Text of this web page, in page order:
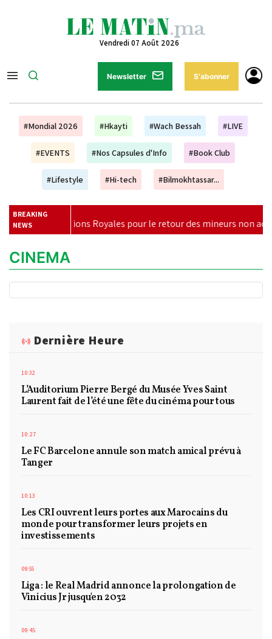
Vendredi 07 Août 2026
Newsletter S'abonner
#Mondial 2026 #Hkayti #Wach Bessah #LIVE
#EVENTS #Nos Capsules d'Info #Book Club
#Lifestyle #Hi-tech #Bilmokhtassar...
BREAKING
NEWS
Royales pour le retour des mineurs non accompagnés
CINEMA
Dernière Heure
10:32
L’Auditorium Pierre Bergé du Musée Yves Saint
Laurent fait de l’été une fête du cinéma pour tous
10:27
Le FC Barcelone annule son match amical prévu à
Tanger
10:13
Les CRI ouvrent leurs portes aux Marocains du
monde pour transformer leurs projets en
investissements
09:55
Liga : le Real Madrid annonce la prolongation de
Vinicius Jr jusqu'en 2032
09:45